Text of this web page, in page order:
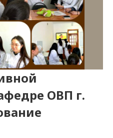
ОВП г.